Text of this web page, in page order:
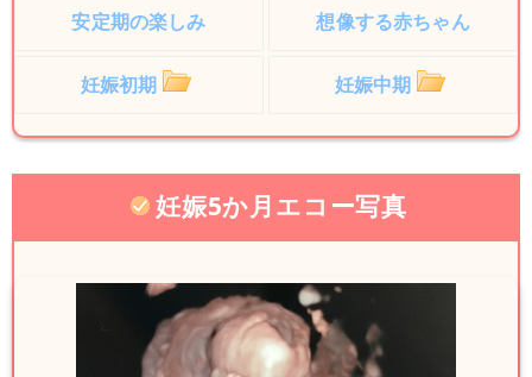
安定期の楽しみ 想像する赤ちゃん
妊娠初期 妊娠中期
妊娠5か月エコー写真